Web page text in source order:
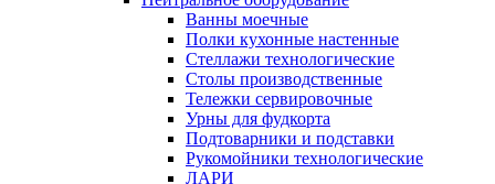
Ванны моечные
Полки кухонные настенные
Стеллажи технологические
Столы производственные
Тележки сервировочные
Урны для фудкорта
Подтоварники и подставки
Рукомойники технологические
ЛАРИ